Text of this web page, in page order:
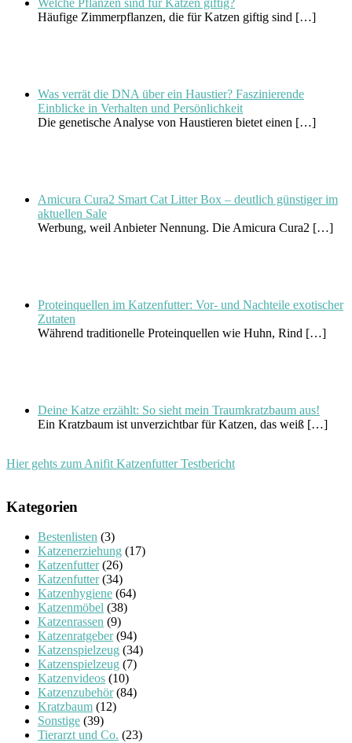
Welche Pflanzen sind für Katzen giftig?
Häufige Zimmerpflanzen, die für Katzen giftig sind […]
Was verrät die DNA über ein Haustier? Faszinierende
Einblicke in Verhalten und Persönlichkeit
Die genetische Analyse von Haustieren bietet einen […]
Amicura Cura2 Smart Cat Litter Box – deutlich günstiger im
aktuellen Sale
Werbung, weil Anbieter Nennung. Die Amicura Cura2 […]
Proteinquellen im Katzenfutter: Vor- und Nachteile exotischer
Zutaten
Während traditionelle Proteinquellen wie Huhn, Rind […]
Deine Katze erzählt: So sieht mein Traumkratzbaum aus!
Ein Kratzbaum ist unverzichtbar für Katzen, das weiß […]
Hier gehts zum Anifit Katzenfutter Testbericht
Kategorien
Bestenlisten (3)
Katzenerziehung (17)
Katzenfutter(26)
Katzenfutter(34)
Katzenhygiene (64)
Katzenmöbel (38)
Katzenrassen (9)
Katzenratgeber(94)
Katzenspielzeug (34)
Katzenspielzeug (7)
Katzenvideos (10)
Katzenzubehör(84)
Kratzbaum (12)
Sonstige (39)
Tierarzt und Co. (23)